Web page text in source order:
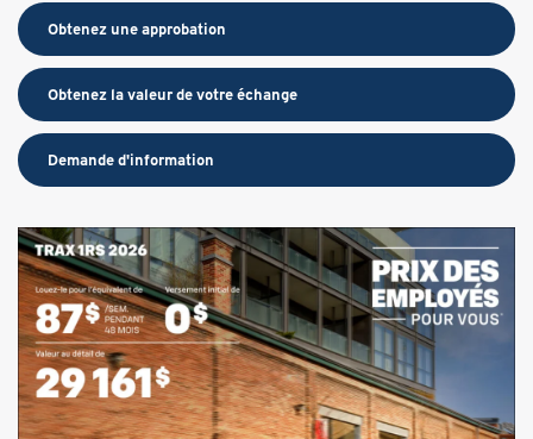
Obtenez une approbation
Obtenez la valeur de votre échange
Demande d'information